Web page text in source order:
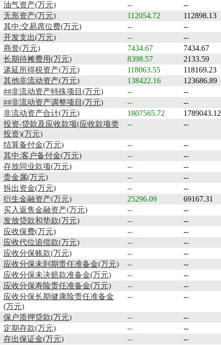
油气资产(万元)
--
--
无形资产(万元)
112054.72
112898.13
其中:交易席位费(万元)
--
--
开发支出(万元)
--
--
商誉(万元)
7434.67
7434.67
长期待摊费用(万元)
8398.57
2133.59
递延所得税资产(万元)
118063.55
118169.23
其他非流动资产(万元)
138422.16
123686.89
##非流动资产特殊项目(万元)
--
--
##非流动资产调整项目(万元)
--
--
非流动资产合计(万元)
1807565.72
1789043.12
投资-贷款及应收款项(应收款项类
投资)(万元)
-- --
结算备付金(万元) --
--
其中:客户备付金(万元)
--
--
存放同业款项(万元)
--
--
贵金属(万元)
--
--
拆出资金(万元)
--
--
衍生金融资产(万元)
25296.09
69167.31
买入返售金融资产(万元)
--
--
发放贷款和垫款(万元)
--
--
应收保费(万元)
--
--
应收代位追偿款(万元)
--
--
应收分保账款(万元)
--
--
应收分保未到期责任准备金(万元)
--
--
应收分保未决赔款准备金(万元)
--
--
应收分保寿险责任准备金(万元)
--
--
应收分保长期健康险责任准备金
(万元)
-- --
保户质押贷款(万元) --
--
定期存款(万元)
--
--
存出保证金(万元)
--
--